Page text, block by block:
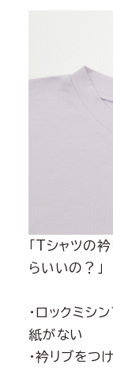
「Tシャツの
らいいの？」
・ロックミシ
紙がない
・衿リブをつ